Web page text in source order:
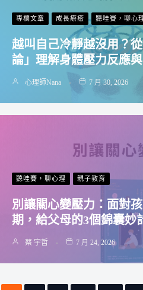
專欄文章 成長療癒 聽哇賽，聊心
越叫自己冷靜越沒用？
論」理解身體壓力反應
心理師Nana 7 月 30, 2026
聽哇賽，聊心理 親子教育
別讓關心變壓力：面對
期，給父母的3個錦囊妙
蔡 宇哲 7 月 24, 2026